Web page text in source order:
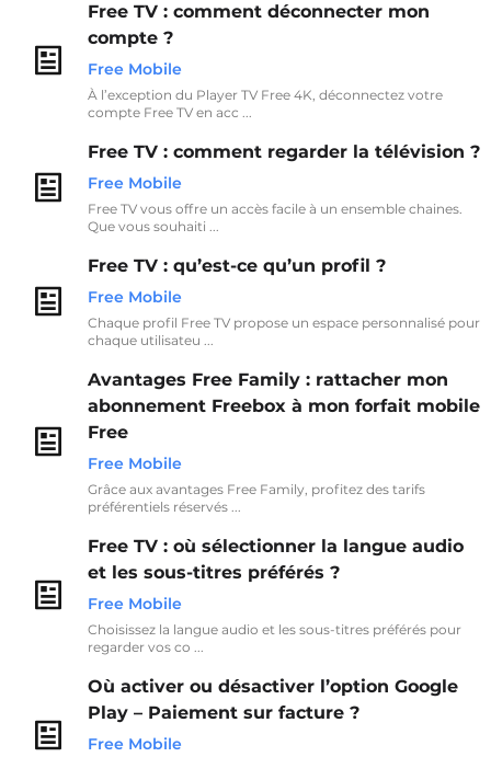
Free TV : comment déconnecter mon
compte ?
Free Mobile
À l’exception du Player TV Free 4K, déconnectez votre
compte Free TV en acc ...
Free TV : comment regarder la télévision ?
Free Mobile
Free TV vous offre un accès facile à un ensemble chaines.
Que vous souhaiti ...
Free TV : qu’est-ce qu’un profil ?
Free Mobile
Chaque profil Free TV propose un espace personnalisé pour
chaque utilisateu ...
Avantages Free Family : rattacher mon
abonnement Freebox à mon forfait mobile
Free
Free Mobile
Grâce aux avantages Free Family, profitez des tarifs
préférentiels réservés ...
Free TV : où sélectionner la langue audio
et les sous-titres préférés ?
Free Mobile
Choisissez la langue audio et les sous-titres préférés pour
regarder vos co ...
Où activer ou désactiver l’option Google
Play – Paiement sur facture ?
Free Mobile